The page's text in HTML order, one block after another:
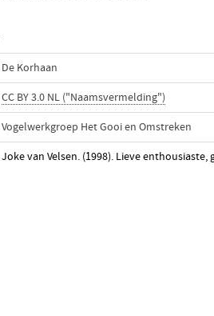
De Korhaan
CC BY 3.0 NL ("Naamsvermelding")
Vogelwerkgroep Het Gooi en Omstreken
Joke van Velsen. (1998). Lieve enthousiaste,